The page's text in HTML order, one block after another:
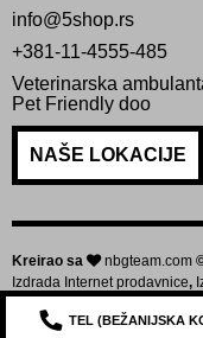
info@5shop.rs
+381-11-4555-485
Veterinarska
Pet Friendly doo
NAŠE LOKACIJE
Kreirao sa nbgteam.com
Izdrada Internet prodavnice,
TEL (BEŽANIJSKA